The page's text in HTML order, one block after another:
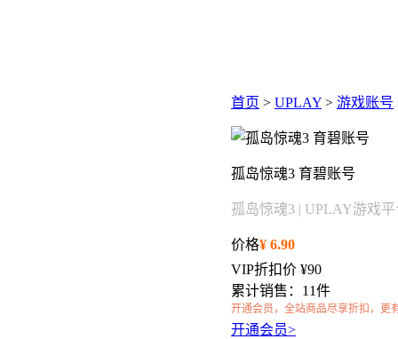
首页 > UPLAY > 游戏账号
孤岛惊魂3 育碧账号
孤岛惊魂3 | UPLAY游戏平
价格¥ 6.90
VIP折扣价 ¥90
累计销售：11件
开通会员，全站商品尽享折扣，更
开通会员>